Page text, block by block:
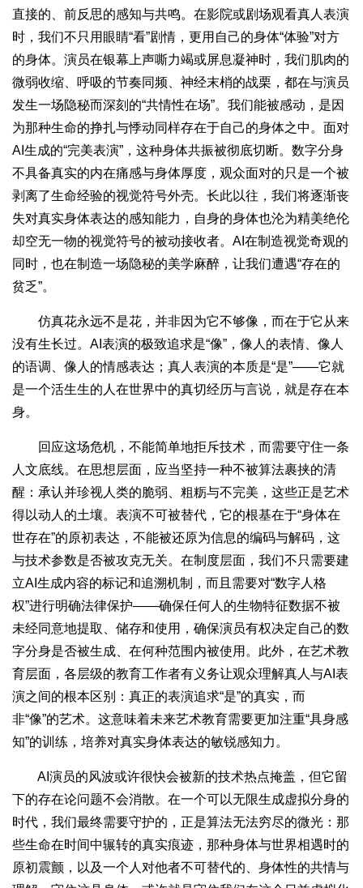
直接的、前反思的感知与共鸣。在影院或剧场观看真人表演
时，我们不只用眼睛“看”剧情，更用自己的身体“体验”对方
的身体。演员在银幕上声嘶力竭或屏息凝神时，我们肌肉的
微弱收缩、呼吸的节奏同频、神经末梢的战栗，都在与演员
发生一场隐秘而深刻的“共情性在场”。我们能被感动，是因
为那种生命的挣扎与悸动同样存在于自己的身体之中。面对
AI生成的“完美表演”，这种身体共振被彻底切断。数字分身
不具备真实的内在痛感与身体厚度，观众面对的只是一个被
剥离了生命经验的视觉符号外壳。长此以往，我们将逐渐丧
失对真实身体表达的感知能力，自身的身体也沦为精美绝伦
却空无一物的视觉符号的被动接收者。AI在制造视觉奇观的
同时，也在制造一场隐秘的美学麻醉，让我们遭遇“存在的
贫乏”。
仿真花永远不是花，并非因为它不够像，而在于它从来
没有生长过。AI表演的极致追求是“像”，像人的表情、像人
的语调、像人的情感表达；真人表演的本质是“是”——它就
是一个活生生的人在世界中的真切经历与言说，就是存在本
身。
回应这场危机，不能简单地拒斥技术，而需要守住一条
人文底线。在思想层面，应当坚持一种不被算法裹挟的清
醒：承认并珍视人类的脆弱、粗粝与不完美，这些正是艺术
得以动人的土壤。表演不可被替代，它的根基在于“身体在
世存在”的原初表达，不能被还原为信息的编码与解码，这
与技术参数是否被攻克无关。在制度层面，我们不只需要建
立AI生成内容的标记和追溯机制，而且需要对“数字人格
权”进行明确法律保护——确保任何人的生物特征数据不被
未经同意地提取、储存和使用，确保演员有权决定自己的数
字分身是否被生成、在何种范围内被使用。此外，在艺术教
育层面，各层级的教育工作者有义务让观众理解真人与AI表
演之间的根本区别：真正的表演追求“是”的真实，而
非“像”的艺术。这意味着未来艺术教育需要更加注重“具身感
知”的训练，培养对真实身体表达的敏锐感知力。
AI演员的风波或许很快会被新的技术热点掩盖，但它留
下的存在论问题不会消散。在一个可以无限生成虚拟分身的
时代，我们最终需要守护的，正是算法无法穷尽的微光：那
些生命在时间中辗转的真实痕迹，那种身体与世界相遇时的
原初震颤，以及一个人对他者不可替代的、身体性的共情与